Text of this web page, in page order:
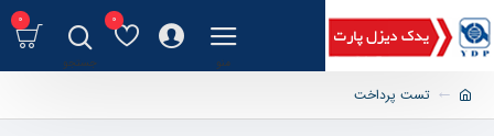
0
0
تست پرداخت